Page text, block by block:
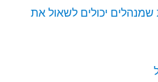
שמנהלים יכולים לשאול את